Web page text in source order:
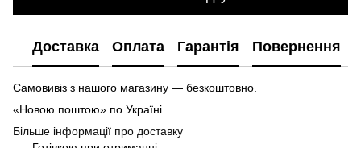
Доставка Оплата Гарантія Повернення
Самовивіз з нашого магазину — безкоштовно.
«Новою поштою» по Україні
Більше інформації про доставку